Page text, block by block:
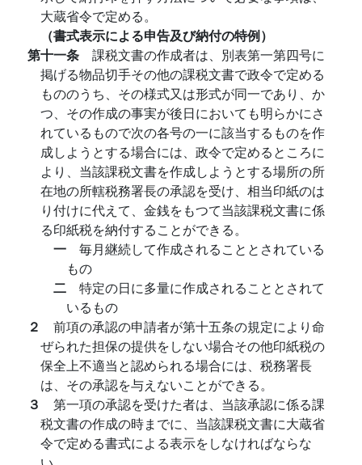
大蔵省令で定める。
（書式表示による申告及び納付の特例）
第十一条 課税文書の作成者は、別表第一第四号に
掲げる物品切手その他の課税文書で政令で定める
もののうち、その様式又は形式が同一であり、か
つ、その作成の事実が後日においても明らかにさ
れているもので次の各号の一に該当するものを作
成しようとする場合には、政令で定めるところに
より、当該課税文書を作成しようとする場所の所
在地の所轄税務署長の承認を受け、相当印紙のは
り付けに代えて、金銭をもつて当該課税文書に係
る印紙税を納付することができる。
一 毎月継続して作成されることとされている
もの
二 特定の日に多量に作成されることとされて
いるもの
２ 前項の承認の申請者が第十五条の規定により命
ぜられた担保の提供をしない場合その他印紙税の
保全上不適当と認められる場合には、税務署長
は、その承認を与えないことができる。
３ 第一項の承認を受けた者は、当該承認に係る課
税文書の作成の時までに、当該課税文書に大蔵省
令で定める書式による表示をしなければならな